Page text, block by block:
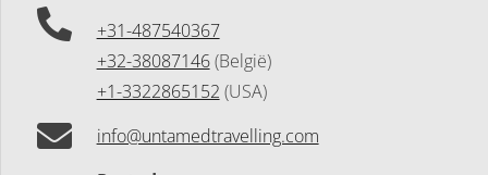
+31-487540367
+32-38087146(België)
+1-3322865152 (USA)
info@untamedtravelling.com